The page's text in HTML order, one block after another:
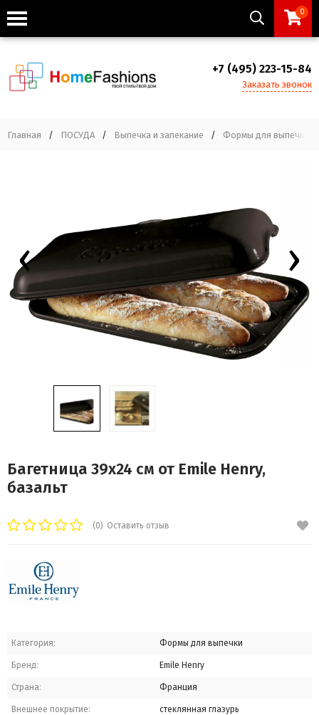
0
+7 (495) 223-15-84
Заказать звонок
Главная / ПОСУДА / Выпечка и запекание / Формы для выпечки
‹ ›
Багетница 39х24 cм от Emile Henry,
базальт
(0) Оставить отзыв
Категория: Формы для выпечки
Бренд: Emile Henry
Страна: Франция
Внешнее покрытие: стеклянная глазурь